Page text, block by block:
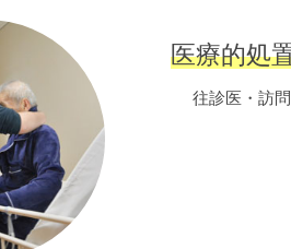
医療的処
往診医・訪